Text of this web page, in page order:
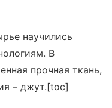
научились
В
прочная ткань,
– джут.[toc]